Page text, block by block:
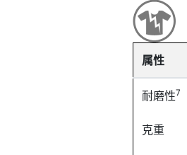
属性
耐磨性7
克重